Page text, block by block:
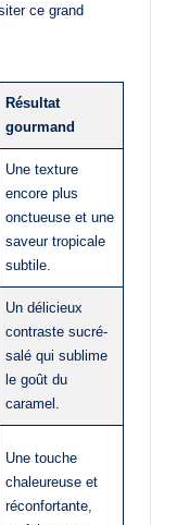
ce grand
Résultat
gourmand
Une texture
encore plus
onctueuse et une
saveur tropicale
subtile.
Un délicieux
contraste sucré-
salé qui sublime
le goût du
caramel.
Une touche
chaleureuse et
réconfortante,